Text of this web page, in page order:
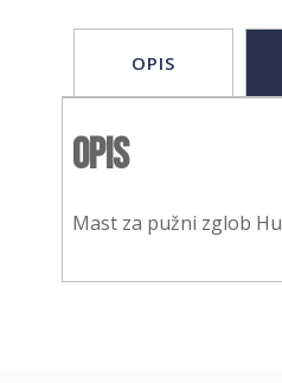
OPIS
Opis
Mast za pužni zglob